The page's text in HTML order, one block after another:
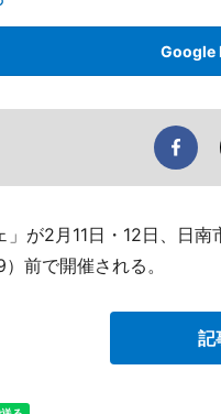
Google
」が2月11日・12日、日
前で開催される。
記